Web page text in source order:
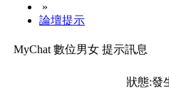
»
論壇提示
MyChat 數位男女 提示訊息
狀態:發